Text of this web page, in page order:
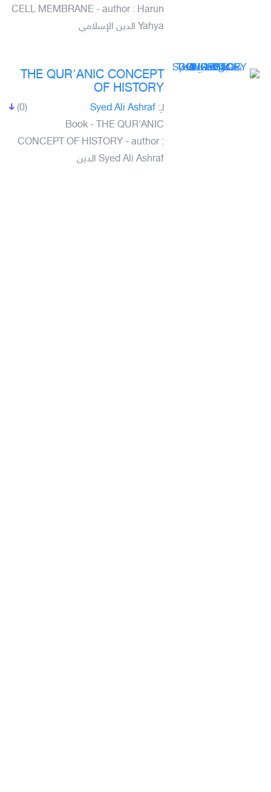
CELL MEMBRANE - author : Harun
Yahya الدين الإسلامي
THE QUR'ANIC CONCEPT
OF HISTORY
(0) لـِ: Syed Ali Ashraf
Book - THE QUR'ANIC
CONCEPT OF HISTORY - author :
Syed Ali Ashraf الدين